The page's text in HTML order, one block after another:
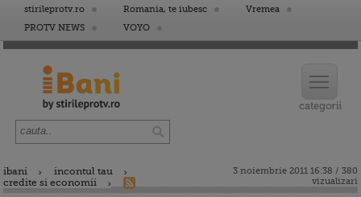
stirileprotv.ro Romania, te iubesc
Vremea
PROTV NEWS
VOYO
ibani
incontul tau
credite si economii
3 noiembrie 2011 16:38 / 380
vizualizari